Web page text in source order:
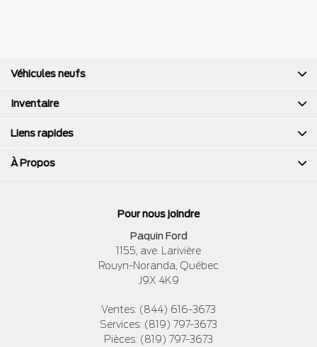
Pour nous joindre
Paquin Ford
1155, ave. Larivière
Rouyn-Noranda Québec
J9X 4K9
Ventes: (844) 616-3673
Services: (819) 797-3673
Pièces: (819) 797-3673
Véhicules neufs
Inventaire
Liens rapides
À Propos